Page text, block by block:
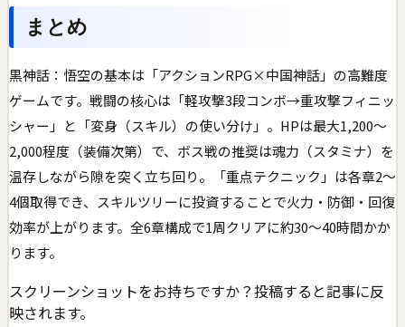
まとめ
黒神話：悟空の基本は「アクションRPG×中国神話」の高難度
ゲームです。戦闘の核心は「軽攻撃3段コンボ→重攻撃フィニッ
シャー」と「変身（スキル）の使い分け」。HPは最大1,200〜
2,000程度（装備次第）で、ボス戦の推奨は魂力（スタミナ）を
温存しながら隙を突く立ち回り。「重点テクニック」は各章2〜
4個取得でき、スキルツリーに投資することで火力・防御・回復
効率が上がります。全6章構成で1周クリアに約30〜40時間かか
ります。
スクリーンショットをお持ちですか？投稿すると記事に反
映されます。